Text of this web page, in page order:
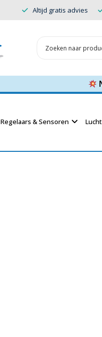
Altijd gratis advies
Regelaars & Sensoren